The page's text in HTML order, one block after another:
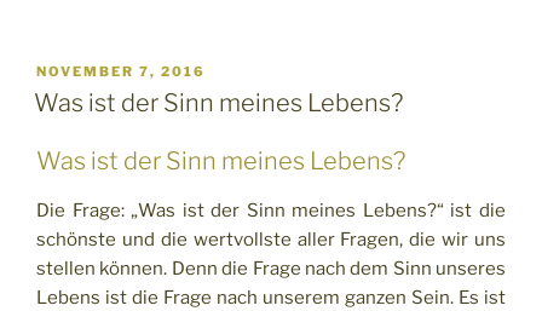
VERÖFFENTLICHT
AM
NOVEMBER 7, 2016
Was ist der Sinn meines Lebens?
Was ist der Sinn meines Lebens?
Die Frage: „Was ist der Sinn meines Lebens?“ ist die
schönste und die wertvollste aller Fragen, die wir uns
stellen können. Denn die Frage nach dem Sinn unseres
Lebens ist die Frage nach unserem ganzen Sein. Es ist